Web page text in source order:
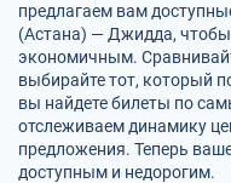
предлагаем вам
(Астана) — Джидда, чтобы
экономичным.
выбирайте тот, который
вы найдете билеты по
отслеживаем динамику
предложения. Теперь
доступным и недорогим.